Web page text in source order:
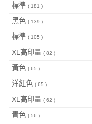
標準 ( 181 )
黑色 ( 139 )
標準 ( 105 )
XL高印量 ( 82 )
黃色 ( 65 )
洋紅色 ( 65 )
XL高印量 ( 62 )
青色 ( 56 )